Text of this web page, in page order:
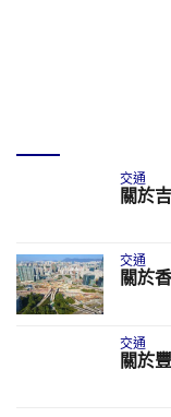
交通
關於
交通
關於
交通
關於